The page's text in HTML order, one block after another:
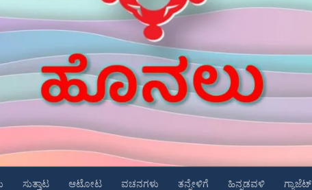
ಸುತ್ತಾಟ ಆಟೋಟ ವಚನಗಳು ತನ್ನೇಳಿಗೆ ಹಿನ್ನಡವಳಿ ಗ್ಯಾಜೆಟ್